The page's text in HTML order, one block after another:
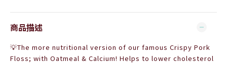
商品描述
💡The more nutritional version of our famous Crispy Pork
Floss; with Oatmeal & Calcium! Helps to lower cholesterol